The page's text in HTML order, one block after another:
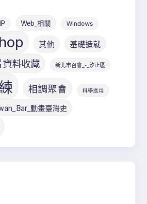
Web_相關 Windows
其他 基礎造就
資料收藏 新北市召會_-_汐止區
相調聚會 科學應用
動畫臺灣史